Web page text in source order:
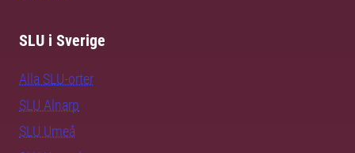
SLU i Sverige
Alla SLU-orter
SLU Alnarp
SLU Umeå